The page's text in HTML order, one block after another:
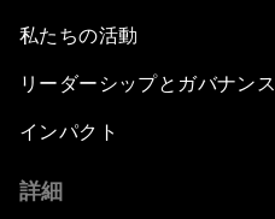
私たちの活動
リーダーシップとガバナンス
インパクト
詳細